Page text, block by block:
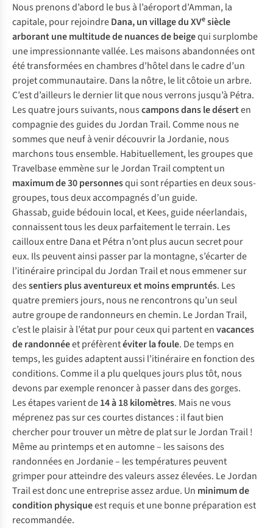
Nous prenons d’abord le bus à l’aéroport d’Amman, la
capitale, pour rejoindreDana, un village du XVesiècle
arborant une multitude de nuances de beigequi surplombe
une impressionnante vallée. Les maisons abandonnées ont
été transformées en chambres d’hôtel dans le cadre d’un
projet communautaire. Dans la nôtre, le lit côtoie un arbre.
C’est d’ailleurs le dernier lit que nous verrons jusqu’à Pétra.
Les quatre jours suivants, nouscampons dans le déserten
compagnie des guides du Jordan Trail. Comme nous ne
sommes que neuf à venir découvrir la Jordanie, nous
marchons tous ensemble. Habituellement, les groupes que
Travelbase emmène sur le Jordan Trail comptent un
maximum de 30 personnesqui sont réparties en deux sous-
groupes, tous deux accompagnés d’un guide.
Ghassab, guide bédouin local, et Kees, guide néerlandais,
connaissent tous les deux parfaitement le terrain. Les
cailloux entre Dana et Pétra n’ont plus aucun secret pour
eux. Ils peuvent ainsi passer par la montagne, s’écarter de
l’itinéraire principal du Jordan Trail et nous emmener sur
dessentiers plus aventureux et moins empruntés. Les
quatre premiers jours, nous ne rencontrons qu’un seul
autre groupe de randonneurs en chemin. Le Jordan Trail,
c’est le plaisir à l’état pur pour ceux qui partent envacances
de randonnéeet préfèrentéviter la foule. De temps en
temps, les guides adaptent aussi l’itinéraire en fonction des
conditions. Comme il a plu quelques jours plus tôt, nous
devons par exemple renoncer à passer dans des gorges.
Les étapes varient de14 à 18 kilomètres. Mais ne vous
méprenez pas sur ces courtes distances : il faut bien
chercher pour trouver un mètre de plat sur le Jordan Trail !
Même au printemps et en automne – les saisons des
randonnées en Jordanie – les températures peuvent
grimper pour atteindre des valeurs assez élevées. Le Jordan
Trail est donc une entreprise assez ardue. Un minimum de
condition physiqueest requis et une bonne préparation est
recommandée.